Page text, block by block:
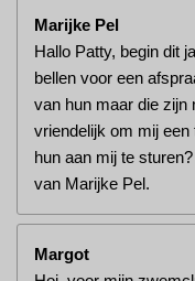
Marijke Pel
Hallo Patty, begin dit
bellen voor een
van hun maar die zijn
vriendelijk om mij
hun aan mij te
van Marijke Pel.
Margot